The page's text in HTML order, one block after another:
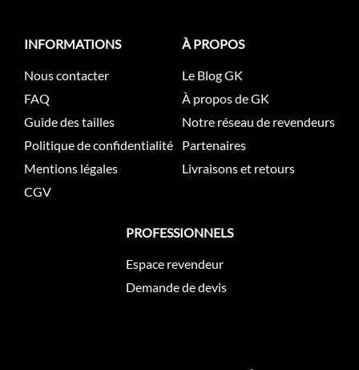
INFORMATIONS
Nous contacter
FAQ
Guide des tailles
Politique de confidentialité
Mentions légales
CGV
À PROPOS
Le Blog GK
À propos de GK
Notre réseau de revendeurs
Partenaires
Livraisons et retours
PROFESSIONNELS
Espace revendeur
Demande de devis